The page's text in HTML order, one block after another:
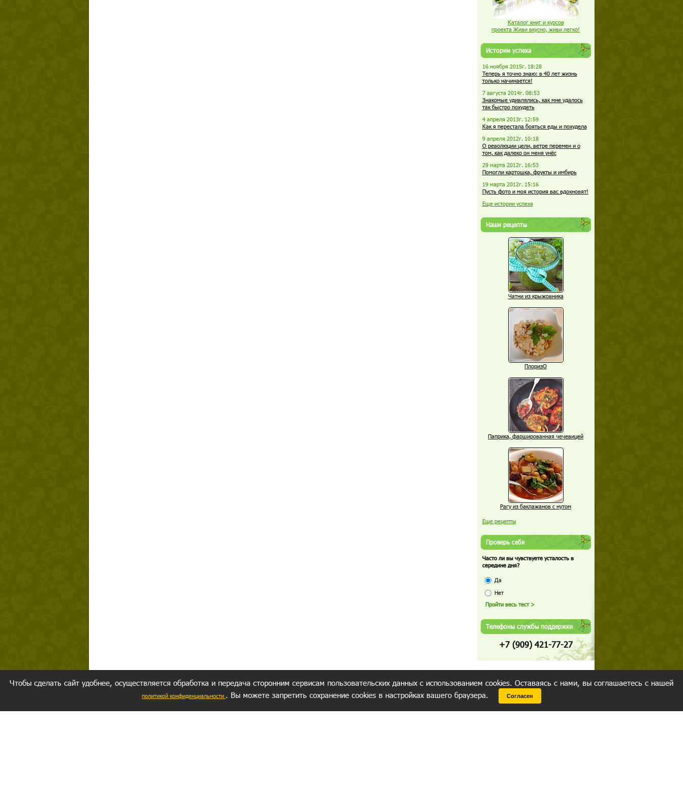
Каталог книг и курсов
проекта Живи вкусно, живи легко!
Истории успеха
16 ноября 2015г. 18:28
Теперь я точно знаю: в 40 лет жизнь
только начинается!
7 августа 2014г. 08:53
Знакомые удивлялись, как мне удалось
так быстро похудеть
4 апреля 2013г. 12:59
Как я перестала бояться еды и похудела
9 апреля 2012г. 10:18
О революции цели, ветре перемен и о
том, как далеко он меня унёс
29 марта 2012г. 16:53
Помогли картошка, фрукты и имбирь
19 марта 2012г. 15:16
Пусть фото и моя история вас вдохновят!
Еще истории успеха
Наши рецепты
Чатни из крыжовника
ПлоризО
Паприка, фаршированная чечевицей
Рагу из баклажанов с нутом
Еще рецепты
Проверь себя
Часто ли вы чувствуете усталость в
середине дня?
Да
Нет
Телефоны службы поддержки
+7 (909) 421-77-27
Чтобы сделать сайт удобнее, осуществляется обработка и передача сторонним сервисам пользовательских данных с использованием cookies. Оставаясь с нами, вы соглашаетесь с нашей
политикой конфиденциальности . Вы можете запретить сохранение cookies в настройках вашего браузера. Согласен